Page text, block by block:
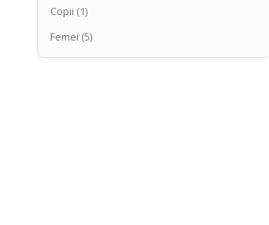
Copii (1)
Femei (5)